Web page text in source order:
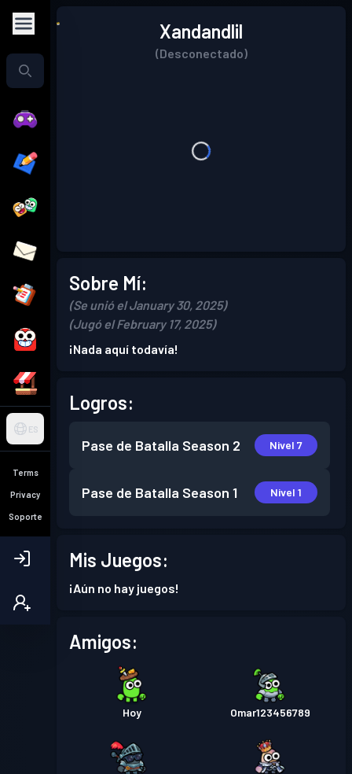
ES
Terms
Privacy
Soporte
Xandandlil
(Desconectado)
Sobre Mí:
(Se unió el January 30, 2025)
(Jugó el February 17, 2025)
¡Nada aquí todavía!
Logros:
Pase de Batalla Season 2 Nivel 7
Pase de Batalla Season 1 Nivel 1
Mis Juegos:
¡Aún no hay juegos!
Amigos:
Hoy Omar123456789